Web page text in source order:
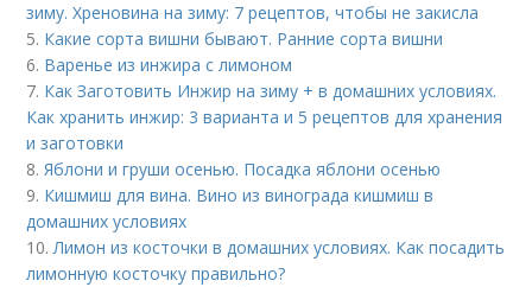
зиму. Хреновина на зиму: 7 рецептов, чтобы не закисла
5. Какие сорта вишни бывают. Ранние сорта вишни
6. Варенье из инжира с лимоном
7. Как Заготовить Инжир на зиму + в домашних условиях.
Как хранить инжир: 3 варианта и 5 рецептов для хранения
и заготовки
8.Яблони и груши осенью. Посадка яблони осенью
9. Кишмиш для вина. Вино из винограда кишмиш в
домашних условиях
10.Лимон из косточки в домашних условиях. Как посадить
лимонную косточку правильно?